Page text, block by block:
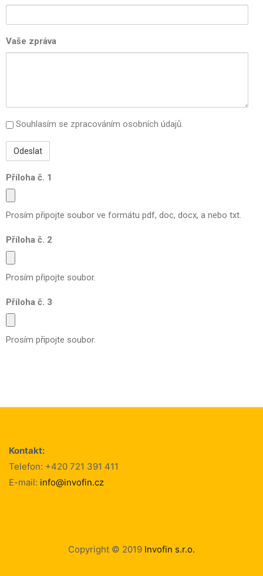
Vaše zpráva
Souhlasím se zpracováním osobních údajů.
Příloha č. 1
Prosím připojte soubor ve formátu pdf, doc, docx, a nebo txt.
Příloha č. 2
Prosím připojte soubor.
Příloha č. 3
Prosím připojte soubor.
Kontakt:
Telefon: +420 721 391 411
E-mail: info@invofin.cz
Copyright © 2019 Invofin s.r.o.